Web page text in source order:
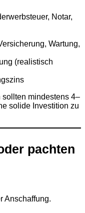
Notar,
Wartung,
(realistisch
mindestens 4–
solide Investition zu
pachten
Anschaffung.